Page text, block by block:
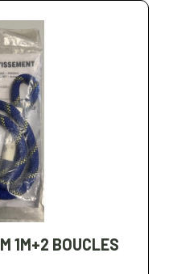
1M+2 BOUCLES